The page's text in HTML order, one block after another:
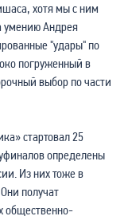
хотя мы с ним
умению Андрея
"удары" по
погруженный в
выбор по части
стартовал 25
определены
Из них тоже в
получат
общественно-